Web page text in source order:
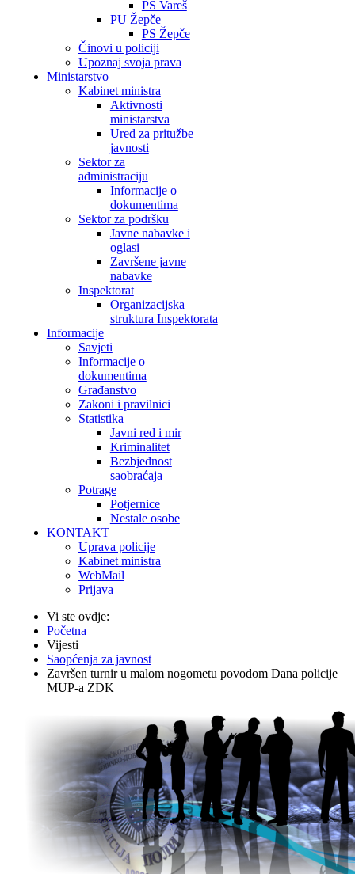
PS Vareš
PU Žepče
PS Žepče
Činovi u policiji
Upoznaj svoja prava
Ministarstvo
Kabinet ministra
Aktivnosti
ministarstva
Ured za pritužbe
javnosti
Sektor za
administraciju
Informacije o
dokumentima
Sektor za podršku
Javne nabavke i
oglasi
Završene javne
nabavke
Inspektorat
Organizacijska
struktura Inspektorata
Informacije
Savjeti
Informacije o
dokumentima
Građanstvo
Zakoni i pravilnici
Statistika
Javni red i mir
Kriminalitet
Bezbjednost
saobraćaja
Potrage
Potjernice
Nestale osobe
KONTAKT
Uprava policije
Kabinet ministra
WebMail
Prijava
Vi ste ovdje:
Početna
Vijesti
Saopćenja za javnost
Završen turnir u malom nogometu povodom Dana policije
MUP-a ZDK